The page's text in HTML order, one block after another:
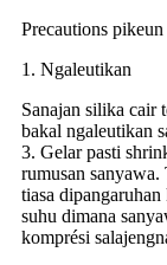
Precautions
1. Ngaleutikan
Sanajan silika cair
bakal ngaleutikan
3. Gelar pasti
rumusan
tiasa
suhu dimana
komprési